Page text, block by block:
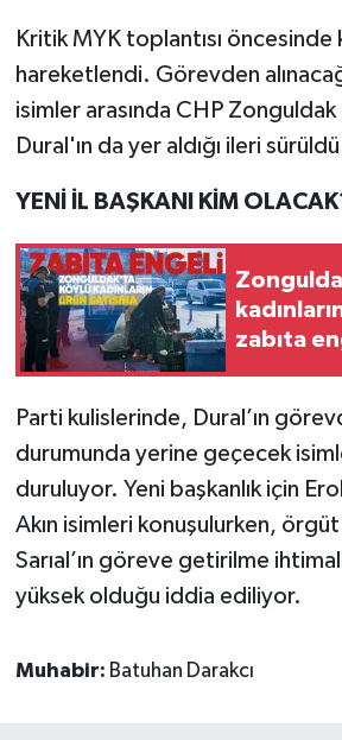
Kritik MYK toplantısı öncesinde
hareketlendi. Görevden
isimler arasında CHP Zonguldak
Dural'ın da yer aldığı ileri
YENİ İL BAŞKANI KİM
zabıta
Parti kulislerinde, Dural’ın
durumunda yerine geçecek
duruluyor. Yeni başkanlık için
Akın isimleri konuşulurken,
Sarıal’ın göreve getirilme
yüksek olduğu iddia ediliyor.
Muhabir: Batuhan Darakcı